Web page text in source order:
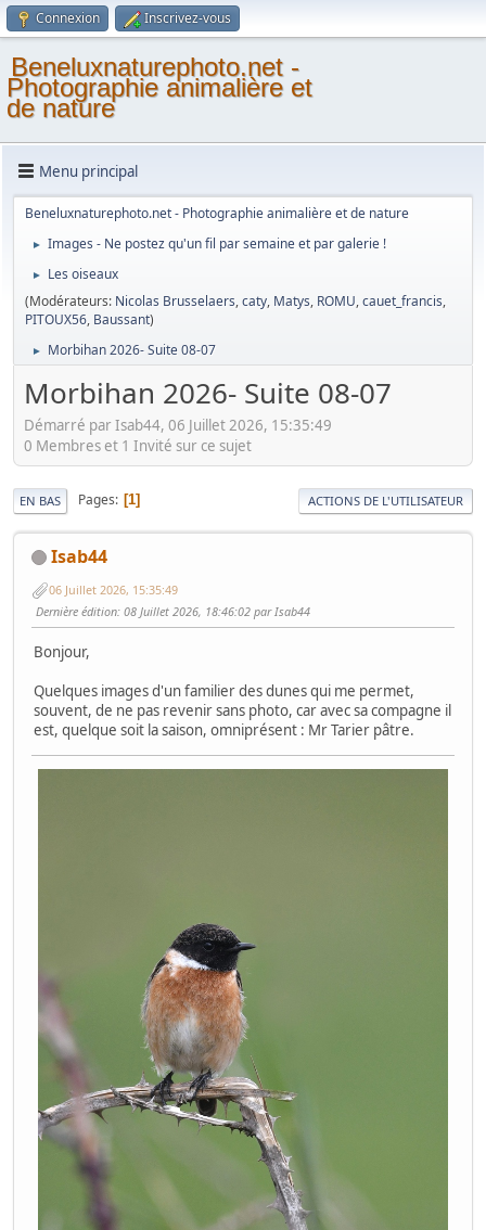
Connexion Inscrivez-vous
Beneluxnaturephoto.net -
Photographie animalière et
de nature
Menu principal
Beneluxnaturephoto.net - Photographie animalière et de nature
► Images - Ne postez qu'un fil par semaine et par galerie !
►
Les oiseaux
(Modérateurs: Nicolas Brusselaers,caty, Matys, ROMU,cauet_francis,
PITOUX56, Baussant)
► Morbihan 2026- Suite 08-07
Morbihan 2026- Suite 08-07
Démarré par Isab44, 06 Juillet 2026, 15:35:49
0 Membres et 1 Invité sur ce sujet
EN BAS Pages 1 ACTIONS DE L'UTILISATEUR
Isab44
06 Juillet 2026, 15:35:49
Dernière édition: 08 Juillet 2026, 18:46:02 par Isab44
Bonjour,
Quelques images d'un familier des dunes qui me permet,
souvent, de ne pas revenir sans photo, car avec sa compagne il
est, quelque soit la saison, omniprésent : Mr Tarier pâtre.